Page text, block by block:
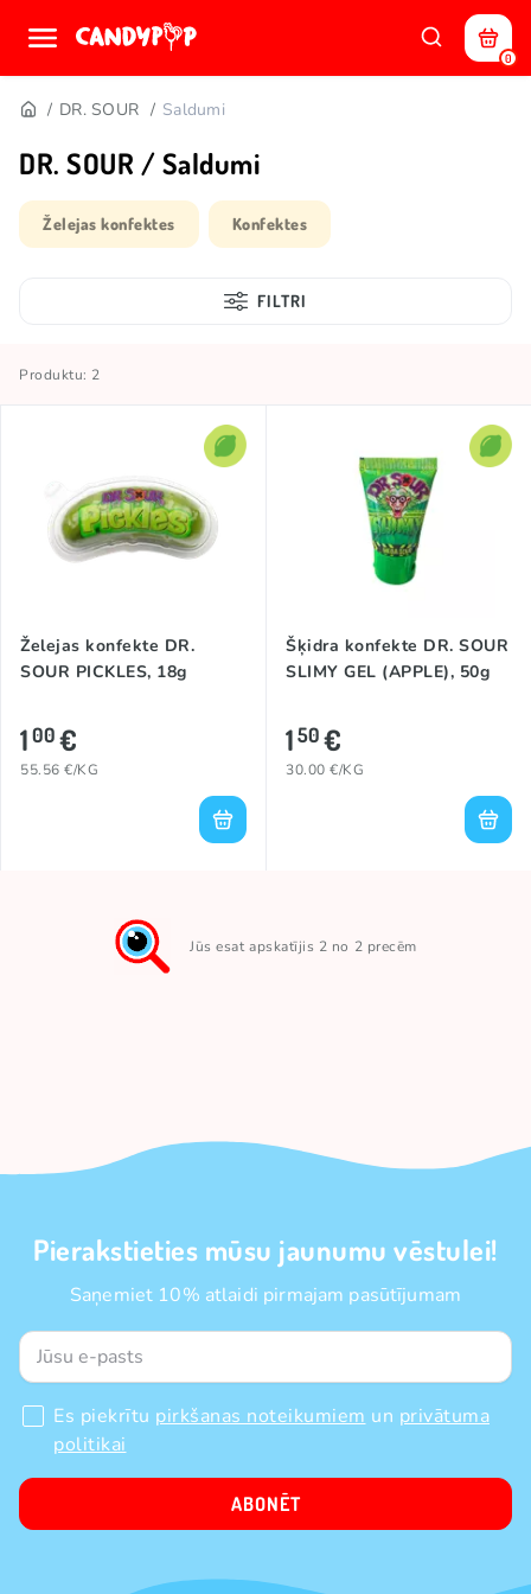
0
DR. SOUR Saldumi
DR. SOUR / Saldumi
Želejas konfektes Konfektes
FILTRI
Produktu: 2
Želejas konfekte DR.
SOUR PICKLES, 18g
100€
55.56 €/KG
Šķidra konfekte DR. SOUR
SLIMY GEL (APPLE), 50g
150€
30.00 €/KG
Jūs esat apskatījis 2 no 2 precēm
Pierakstieties mūsu jaunumu vēstulei!
Saņemiet 10% atlaidi pirmajam pasūtījumam
Es piekrītu pirkšanas noteikumiem un privātuma
politikai
ABONĒT